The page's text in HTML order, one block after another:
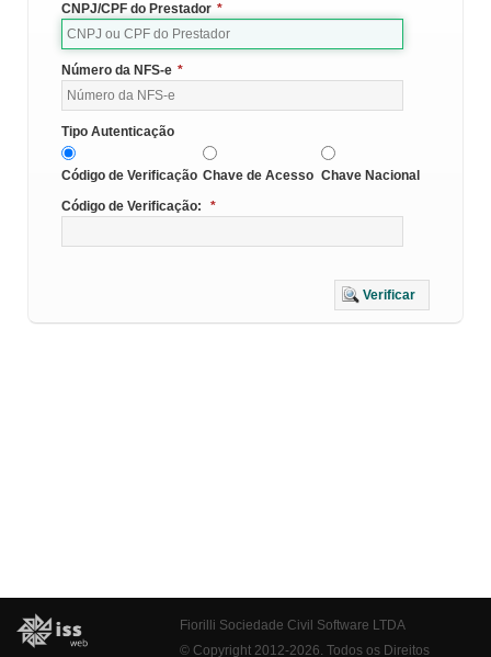
CNPJ/CPF do Prestador *
Número da NFS-e *
Tipo Autenticação
Código de Verificação Chave de Acesso Chave Nacional
Código de Verificação:
*
Verificar
Fiorilli Sociedade Civil Software LTDA
© Copyright 2012-2026. Todos os Direitos